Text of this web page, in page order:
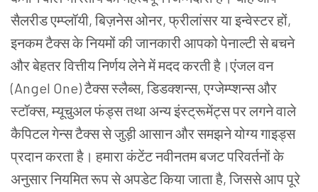
सैलरीड एम्प्लॉयी, बिज़नेस ओनर, फ्रीलांसर या इन्वेस्टर हों,
इनकम टैक्स के नियमों की जानकारी आपको पेनाल्टी से बचने
और बेहतर वित्तीय निर्णय लेने में मदद करती है।एंजल वन
(Angel One) टैक्स स्लैब्स, डिडक्शन्स, एग्जेम्प्शन्स और
स्टॉक्स, म्यूचुअल फंड्स तथा अन्य इंस्ट्रूमेंट्स पर लगने वाले
कैपिटल गेन्स टैक्स से जुड़ी आसान और समझने योग्य गाइड्स
प्रदान करता है। हमारा कंटेंट नवीनतम बजट परिवर्तनों के
अनुसार नियमित रूप से अपडेट किया जाता है, जिससे आप पूरे